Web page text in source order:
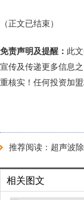
（正文已结束）
免责声明及提醒： 此
宣传及传递更多信息
重核实！任何投资加
推荐阅读： 超声波
相关图文